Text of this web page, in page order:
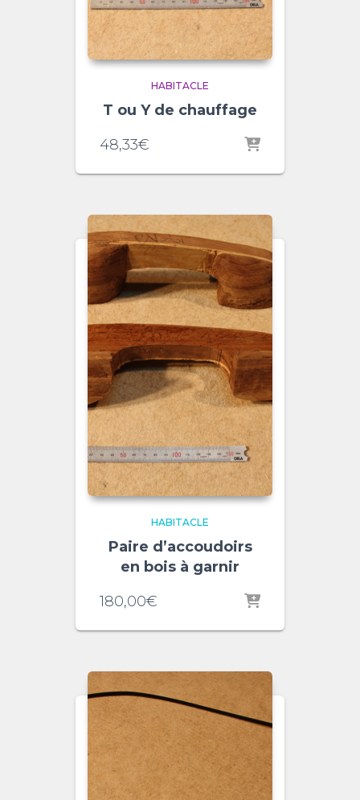
HABITACLE
T ou Y de chauffage
48,33€
HABITACLE
Paire d’accoudoirs
en bois à garnir
180,00€